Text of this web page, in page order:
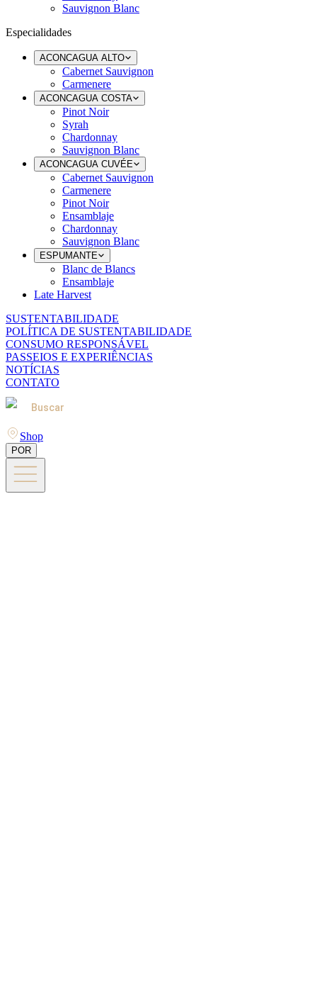
Sauvignon Blanc
Especialidades
ACONCAGUA ALTO
Cabernet Sauvignon
Carmenere
ACONCAGUA COSTA
Pinot Noir
Syrah
Chardonnay
Sauvignon Blanc
ACONCAGUA CUVÉE
Cabernet Sauvignon
Carmenere
Pinot Noir
Ensamblaje
Chardonnay
Sauvignon Blanc
ESPUMANTE
Blanc de Blancs
Ensamblaje
Late Harvest
SUSTENTABILIDADE
POLÍTICA DE SUSTENTABILIDADE
CONSUMO RESPONSÁVEL
PASSEIOS E EXPERIÊNCIAS
NOTÍCIAS
CONTATO
Buscar
Shop
POR